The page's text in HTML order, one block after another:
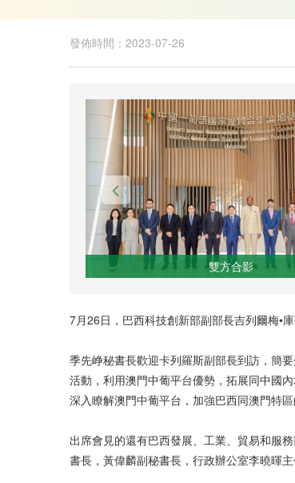
發佈時間：2023-07-26
雙方合影
7月26日，巴西科技創新部副部長吉列爾梅•
季先峥秘書長歡迎卡列羅斯副部長到訪，簡
活動，利用澳門中葡平台優勢，拓展同中國
深入瞭解澳門中葡平台，加強巴西同澳門特
出席會見的還有巴西發展、工業、貿易和服
書長，黃偉麟副秘書長，行政辦公室李曉暉主